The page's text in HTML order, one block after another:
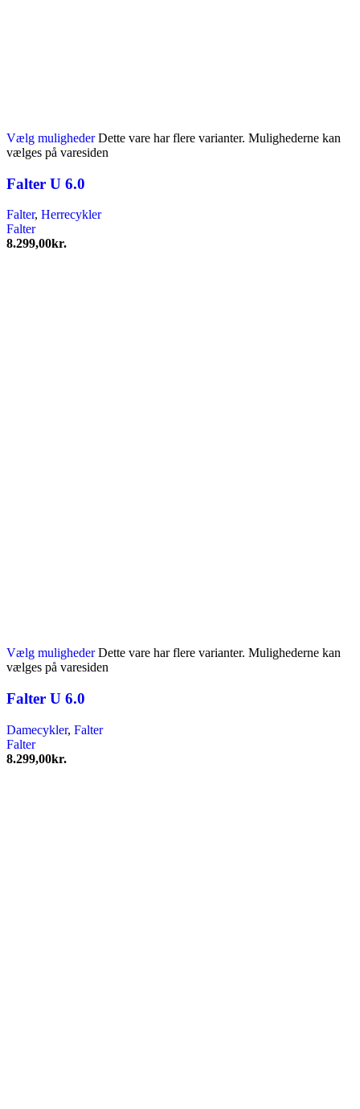
Vælg muligheder Dette vare har flere varianter. Mulighederne kan
vælges på varesiden
Falter U 6.0
Falter, Herrecykler
Falter
8.299,00kr.
Vælg muligheder Dette vare har flere varianter. Mulighederne kan
vælges på varesiden
Falter U 6.0
Damecykler, Falter
Falter
8.299,00kr.